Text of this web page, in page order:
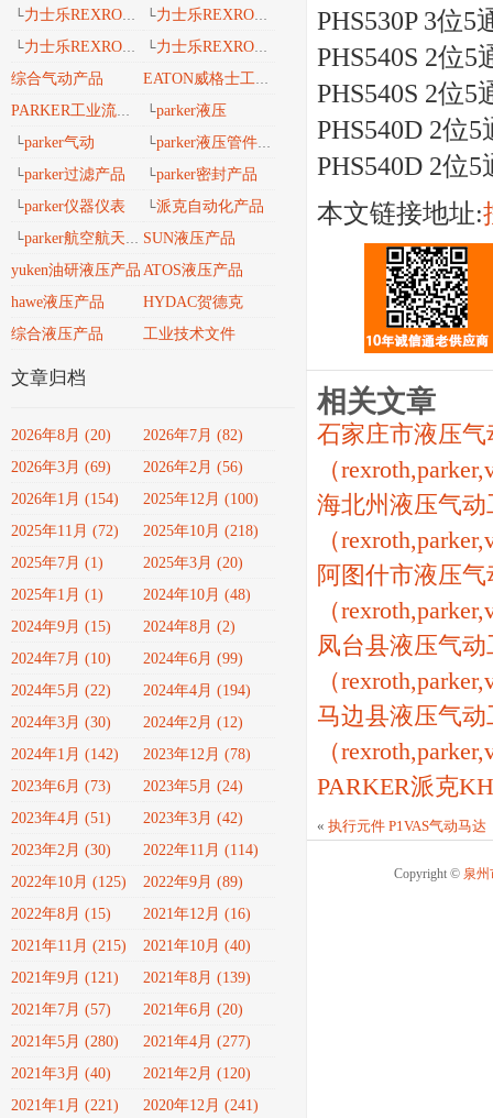
└力士乐REXROTH工业导轨 └力士乐REXROTH 安沃驰气动
└力士乐REXROTH 工业密封维修包 └力士乐REXROTH工业自动化
综合气动产品
EATON威格士工业流体
PARKER工业流体产品传动与控制 └parker液压
└parker气动 └parker液压管件接头
└parker过滤产品 └parker密封产品
└parker仪器仪表 └派克自动化产品
└parker航空航天、轨道交通、风电能产品
SUN液压产品
yuken油研液压产品 ATOS液压产品
hawe液压产品
HYDAC贺德克
综合液压产品
工业技术文件
文章归档
2026年8月 (20)
2026年7月 (82)
2026年3月 (69)
2026年2月 (56)
2026年1月 (154)
2025年12月 (100)
2025年11月 (72)
2025年10月 (218)
2025年7月 (1)
2025年3月 (20)
2025年1月 (1)
2024年10月 (48)
2024年9月 (15)
2024年8月 (2)
2024年7月 (10)
2024年6月 (99)
2024年5月 (22)
2024年4月 (194)
2024年3月 (30)
2024年2月 (12)
2024年1月 (142)
2023年12月 (78)
2023年6月 (73)
2023年5月 (24)
2023年4月 (51)
2023年3月 (42)
2023年2月 (30)
2022年11月 (114)
2022年10月 (125)
2022年9月 (89)
2022年8月 (15)
2021年12月 (16)
2021年11月 (215)
2021年10月 (40)
2021年9月 (121)
2021年8月 (139)
2021年7月 (57)
2021年6月 (20)
2021年5月 (280)
2021年4月 (277)
2021年3月 (40)
2021年2月 (120)
2021年1月 (221)
2020年12月 (241)
PHS530P 3位5
PHS540S 2位5
PHS540S 2位5
PHS540D 2位
PHS540D 2位
本文链接地址:
相关文章
石家庄市液压
（
海北州液压气
（
阿图什市液压
（
凤台县液压气
（
马边县液压气
（
PARKER派克
« 执行元件 P1VAS气动马达
Copyright © 泉